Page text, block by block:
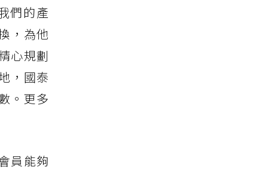
們的產
，為他
心規劃
，國泰
。更多
員能夠